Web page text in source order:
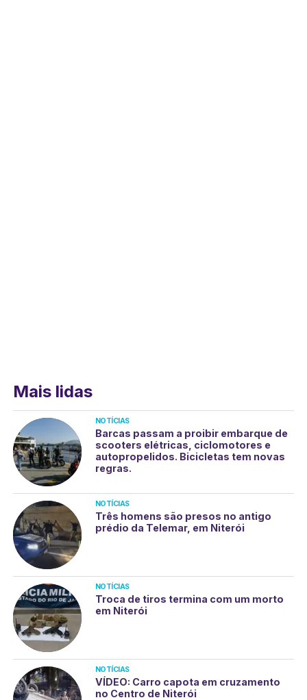
Mais lidas
NOTÍCIAS
Barcas passam a proibir embarque de
scooters elétricas, ciclomotores e
autopropelidos. Bicicletas tem novas
regras.
NOTÍCIAS
Três homens são presos no antigo
prédio da Telemar, em Niterói
NOTÍCIAS
Troca de tiros termina com um morto
em Niterói
NOTÍCIAS
VÍDEO: Carro capota em cruzamento
no Centro de Niterói